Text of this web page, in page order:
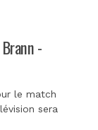
-
le match
sera